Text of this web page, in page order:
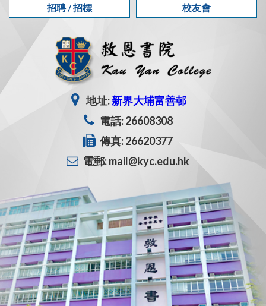
招聘 / 招標 校友會
地址:新界大埔富善邨
電話: 26608308
傳真: 26620377
電郵: mail@kyc.edu.hk